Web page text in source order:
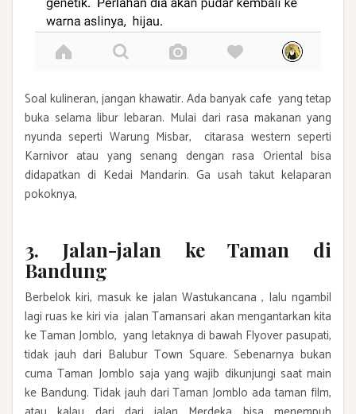
Soal kulineran, jangan khawatir. Ada banyak cafe yang tetap
buka selama libur lebaran. Mulai dari rasa makanan yang
nyunda seperti Warung Misbar, citarasa western seperti
Karnivor atau yang senang dengan rasa Oriental bisa
didapatkan di Kedai Mandarin. Ga usah takut kelaparan
pokoknya,
3. Jalan-jalan ke Taman di
Bandung
Berbelok kiri, masuk ke jalan Wastukancana , lalu ngambil
lagi ruas ke kiri via jalan Tamansari akan mengantarkan kita
ke Taman Jomblo, yang letaknya di bawah Flyover pasupati,
tidak jauh dari Balubur Town Square. Sebenarnya bukan
cuma Taman Jomblo saja yang wajib dikunjungi saat main
ke Bandung. Tidak jauh dari Taman Jomblo ada taman film,